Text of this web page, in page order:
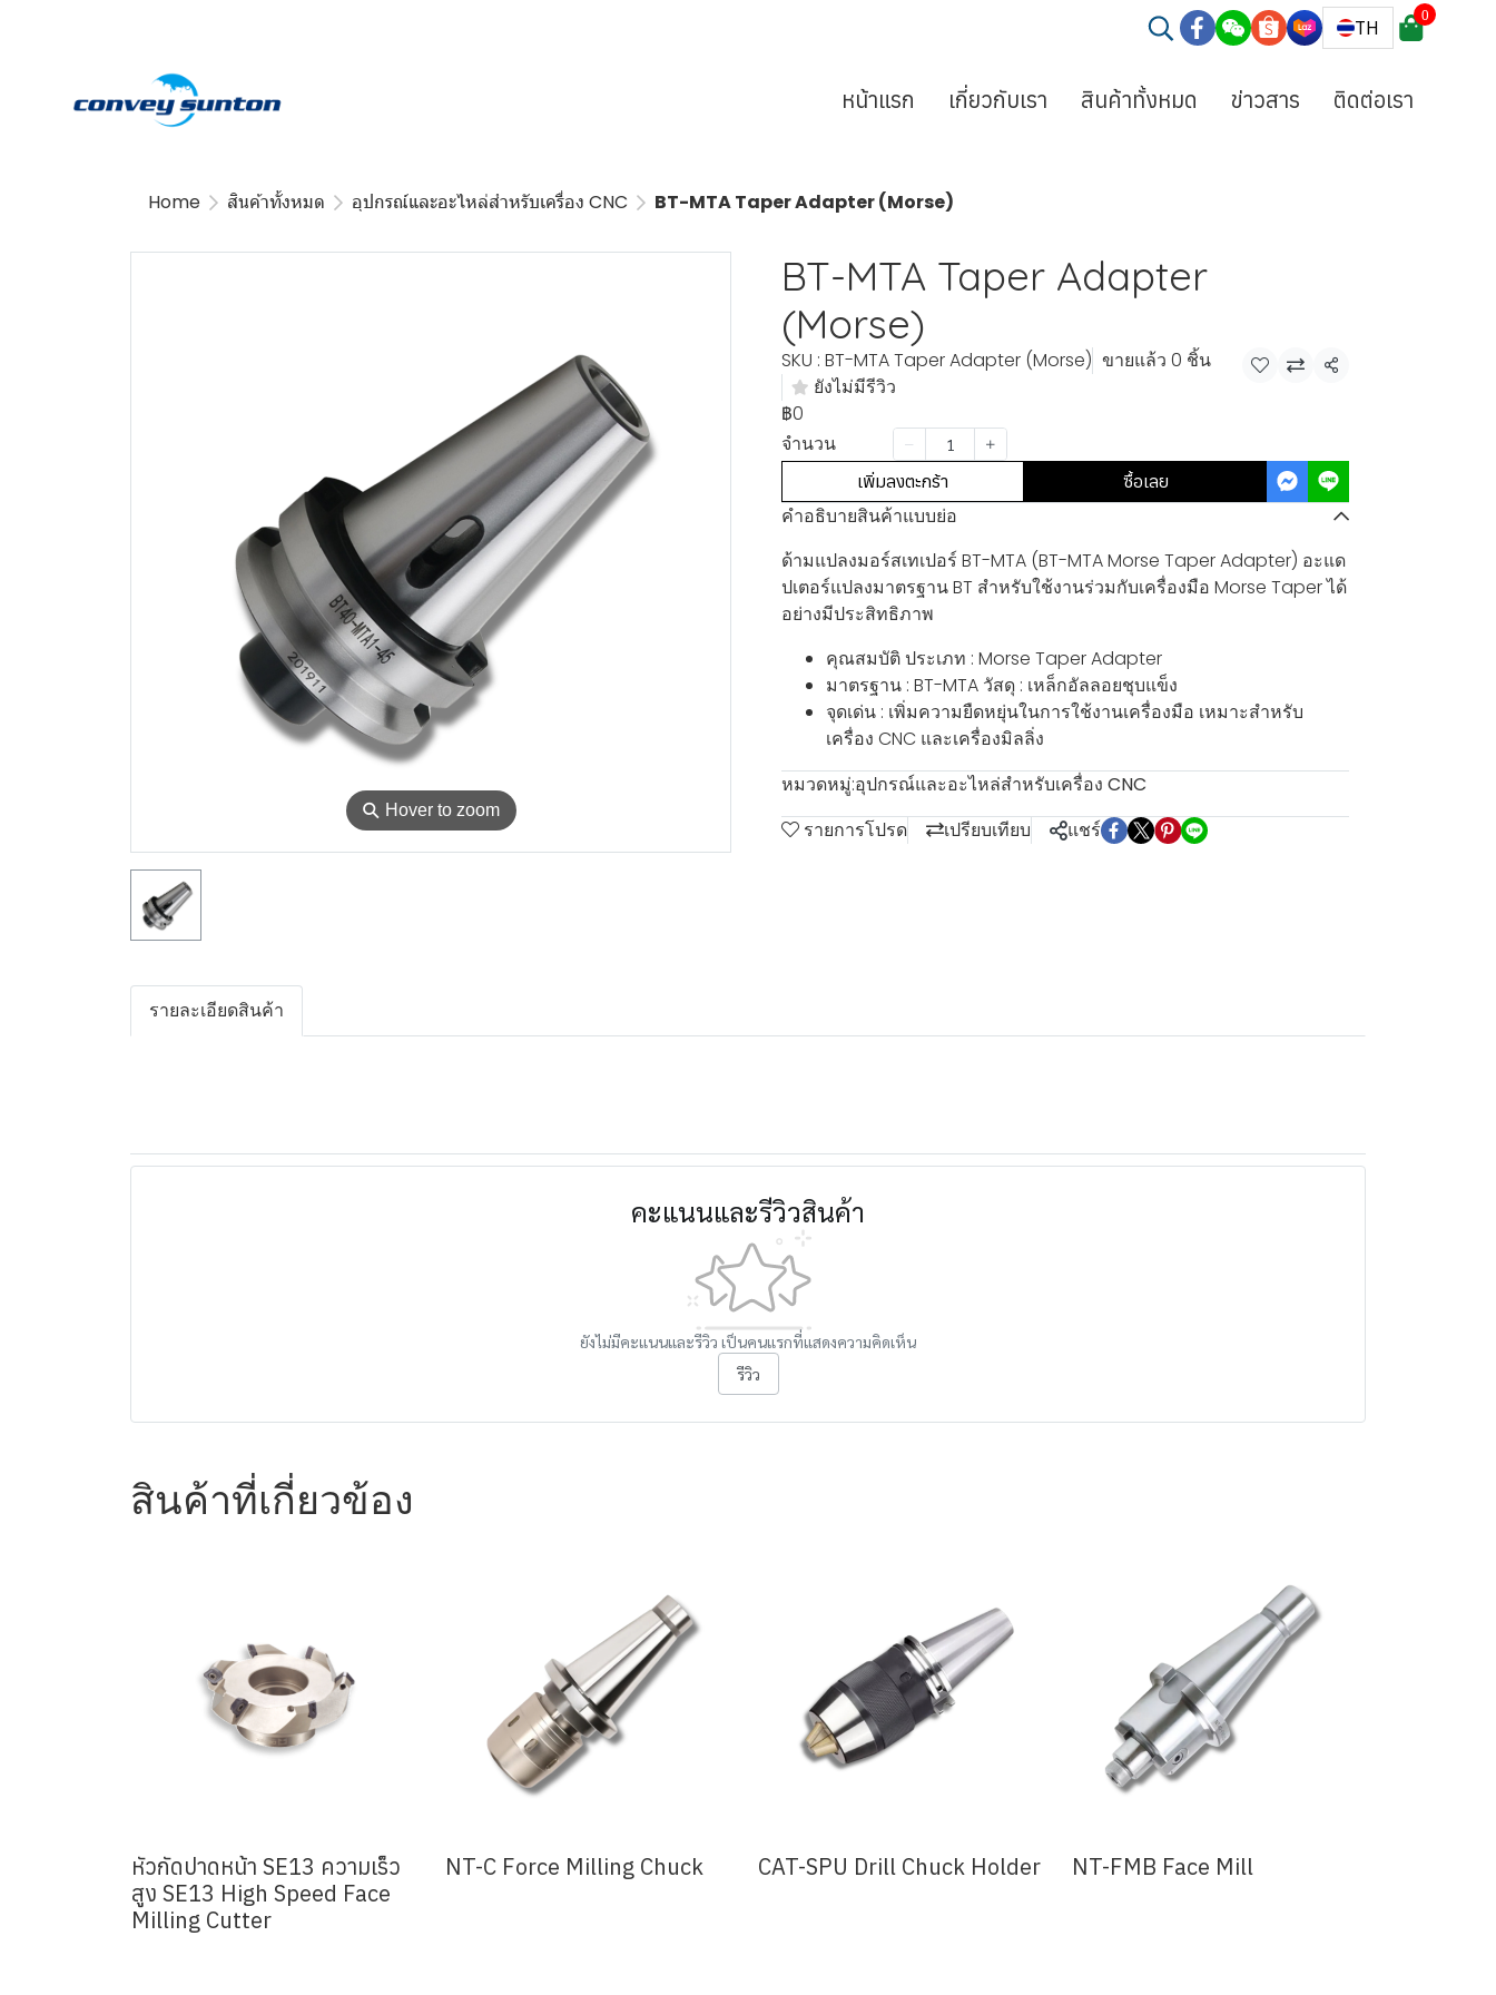
TH
0
หน้าแรก เกี่ยวกับเรา สินค้าทั้งหมด ข่าวสาร ติดต่อเรา
Home สินค้าทั้งหมด อุปกรณ์และอะไหล่สำหรับเครื่อง CNC BT-MTA Taper Adapter (Morse)
⚲ Hover to zoom
BT-MTA Taper Adapter
(Morse)
SKU : BT-MTA Taper Adapter (Morse) ขายแล้ว 0 ชิ้น
ยังไม่มีรีวิว
แชร์
฿0
จำนวน
เพิ่มลงตะกร้า ซื้อเลย
คำอธิบายสินค้าแบบย่อ
ด้ามแปลงมอร์สเทเปอร์ BT-MTA (BT-MTA Morse Taper Adapter) อะแด
ปเตอร์แปลงมาตรฐาน BT สำหรับใช้งานร่วมกับเครื่องมือ Morse Taper ได้
อย่างมีประสิทธิภาพ
คุณสมบัติ ประเภท : Morse Taper Adapter
มาตรฐาน : BT-MTA วัสดุ : เหล็กอัลลอยชุบแข็ง
จุดเด่น : เพิ่มความยืดหยุ่นในการใช้งานเครื่องมือ เหมาะสำหรับ
เครื่อง CNC และเครื่องมิลลิ่ง
หมวดหมู่:อุปกรณ์และอะไหล่สำหรับเครื่อง CNC
รายการโปรด
เปรียบเทียบ แชร์
รายละเอียดสินค้า
คะแนนและรีวิวสินค้า
ยังไม่มีคะแนนและรีวิว เป็นคนแรกที่แสดงความคิดเห็น
รีวิว
สินค้าที่เกี่ยวข้อง
หัวกัดปาดหน้า SE13 ความเร็ว
สูง SE13 High Speed Face
Milling Cutter
NT-C Force Milling Chuck CAT-SPU Drill Chuck Holder NT-FMB Face Mill